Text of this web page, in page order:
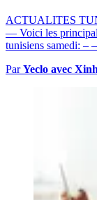
ACTUALITES
— Voici les
tunisiens samedi:
ParYeclo avec